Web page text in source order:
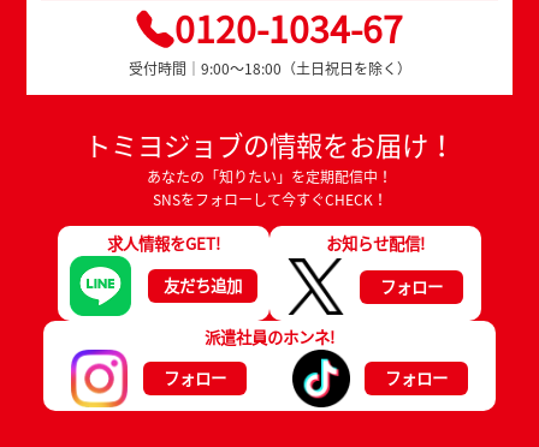
0120-1034-67
受付時間｜9:00～18:00（土日祝日を除く）
トミヨジョブの情報をお届け！
あなたの「知りたい」を定期配信中！
SNSをフォローして今すぐCHECK！
求人情報をGET!
友だち追加
お知らせ配信!
フォロー
派遣社員のホンネ!
フォロー
フォロー